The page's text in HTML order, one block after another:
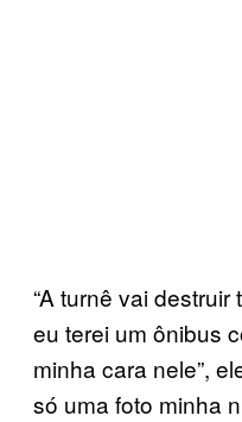
“A turnê vai
eu terei um ônibus
minha cara nele”,
só uma foto minha